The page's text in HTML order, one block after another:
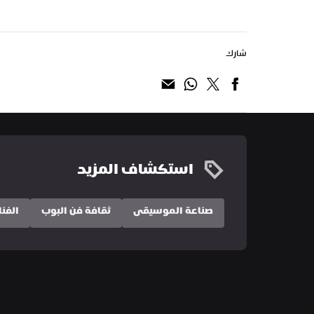
شارك
استكشاف المزيد
صناعة الموسيقى ثقافة فن البوب